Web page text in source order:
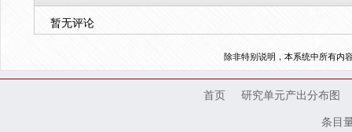
暂无评论
除非特别说明，本系统中所有内
首页
研究单元产出分布图
条目